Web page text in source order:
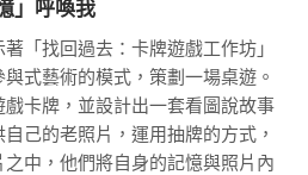
」呼喚我
「找回過去：卡牌遊戲工作坊」
式藝術的模式，策劃一場桌遊。
卡牌，並設計出一套看圖說故事
己的老照片，運用抽牌的方式，
中，他們將自身的記憶與照片內